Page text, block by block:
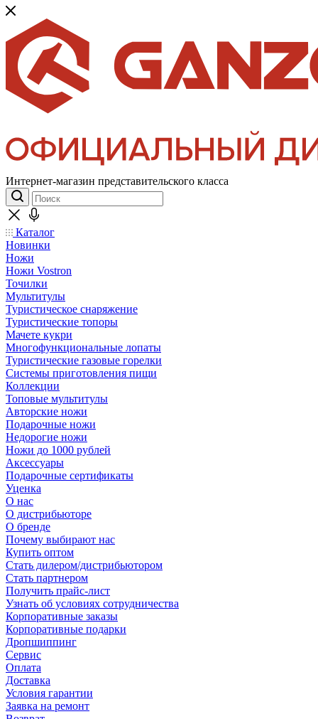
Интернет-магазин представительского класса
Каталог
Новинки
Ножи
Ножи Vostron
Точилки
Мультитулы
Туристическое снаряжение
Туристические топоры
Мачете кукри
Многофункциональные лопаты
Туристические газовые горелки
Системы приготовления пищи
Коллекции
Топовые мультитулы
Авторские ножи
Подарочные ножи
Недорогие ножи
Ножи до 1000 рублей
Аксессуары
Подарочные сертификаты
Уценка
О нас
О дистрибьюторе
О бренде
Почему выбирают нас
Купить оптом
Стать дилером/дистрибьютором
Стать партнером
Получить прайс-лист
Узнать об условиях сотрудничества
Корпоративные заказы
Корпоративные подарки
Дропшиппинг
Сервис
Оплата
Доставка
Условия гарантии
Заявка на ремонт